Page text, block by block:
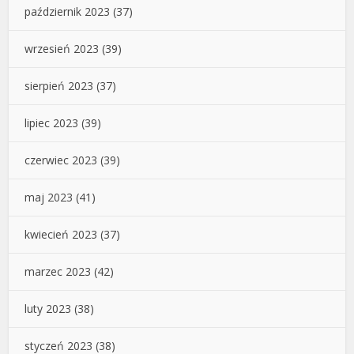
październik 2023 (37)
wrzesień 2023 (39)
sierpień 2023 (37)
lipiec 2023 (39)
czerwiec 2023 (39)
maj 2023 (41)
kwiecień 2023 (37)
marzec 2023 (42)
luty 2023 (38)
styczeń 2023 (38)